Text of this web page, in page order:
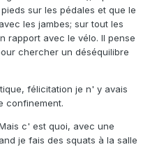
sur les pédales et que le
les jambes; sur tout les
rapport avec le vélo. Il pense
chercher un déséquilibre
félicitation je n' y avais
confinement.
c' est quoi, avec une
je fais des squats à la salle